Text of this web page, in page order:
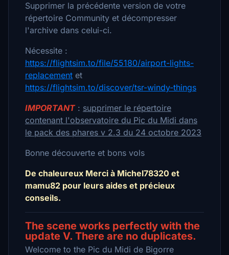
Supprimer la précédente version de votre
répertoire Community et décompresser
l'archive dans celui-ci.
Nécessite :
https://flightsim.to/file/55180/airport-lights-
replacement et
https://flightsim.to/discover/tsr-windy-things
IMPORTANT: supprimer le répertoire
contenant l'observatoire du Pic du Midi dans
le pack des phares v 2.3 du 24 octobre 2023
Bonne découverte et bons vols
De chaleureux Merci à Michel78320 et
mamu82 pour leurs aides et précieux
conseils.
The scene works perfectly with the
update V. There are no duplicates.
Welcome to the Pic du Midi de Bigorre